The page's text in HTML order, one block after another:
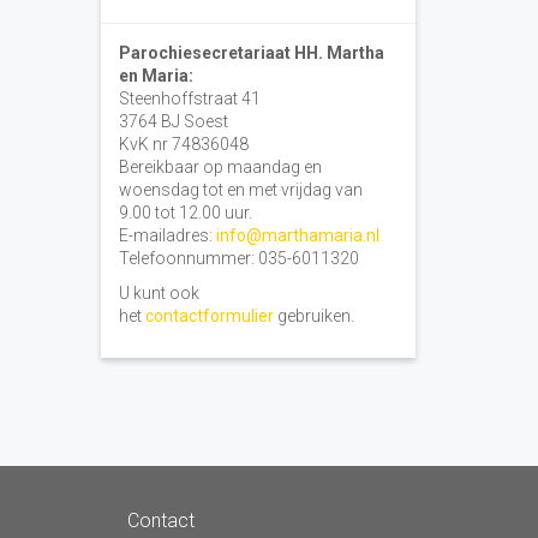
Parochiesecretariaat HH. Martha
en Maria:
Steenhoffstraat 41
3764 BJ Soest
KvK nr 74836048
Bereikbaar op maandag en
woensdag tot en met vrijdag van
9.00 tot 12.00 uur.
E-mailadres: info@marthamaria.nl
Telefoonnummer: 035-6011320
U kunt ook
hetcontactformuliergebruiken.
Contact